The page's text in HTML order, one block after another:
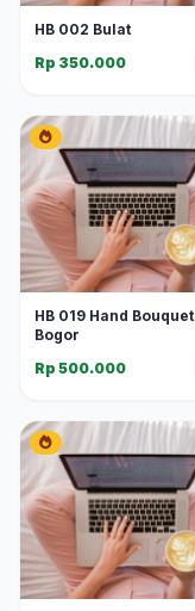
HB 002 Bulat
Rp 350.000
HB 019 Hand Bouquet
Bogor
Rp 500.000